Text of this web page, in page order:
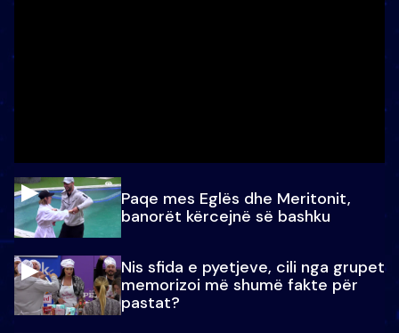
Paqe mes Eglës dhe Meritonit,
banorët kërcejnë së bashku
Nis sfida e pyetjeve, cili nga grupet
memorizoi më shumë fakte për
pastat?